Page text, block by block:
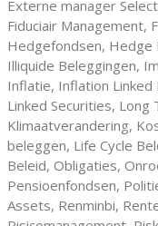
Externe manager
Fiduciair Management,
Hedgefondsen, Hedge
Illiquide Beleggingen,
Inflatie, Inflation
Linked Securities, Long
Klimaatverandering,
beleggen, Life Cycle
Beleid, Obligaties,
Pensioenfondsen,
Assets, Renminbi,